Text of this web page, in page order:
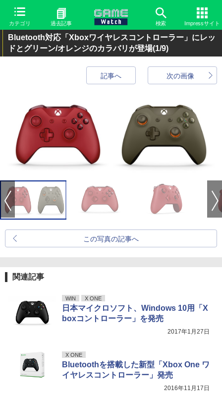
カテゴリ 過去記事 検索 Impressサイト
Bluetooth対応「Xboxワイヤレスコントローラー」にレッ
ドとグリーン/オレンジのカラバリが登場(1/9)
次の画像
記事へ
この写真の記事へ
関連記事
WIN X ONE
日本マイクロソフト、Windows 10用「X
boxコントローラー」を発売
2017年1月27日
X ONE
Bluetoothを搭載した新型「Xbox One ワ
イヤレスコントローラー」発売
2016年11月17日